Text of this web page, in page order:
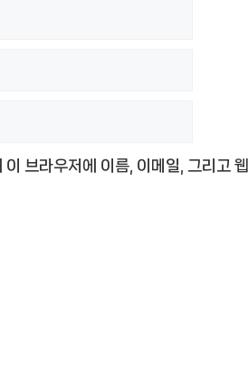
브라우저에 이름, 이메일, 그리고 웹